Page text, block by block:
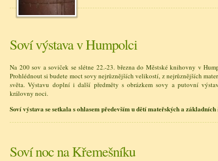
Soví výstava v Humpolci
Na 200 sov a soviček se slétne 22.-23. března do Městské knihovny v
Prohlédnout si budete moct sovy nejrůznějších velikostí, z nejrůznějších
světa. Výstavu doplní i další předměty s obrázkem sovy a putovní
královny noci.
Soví výstava se setkala s ohlasem především u dětí mateřských a základních
Soví noc na Křemešníku